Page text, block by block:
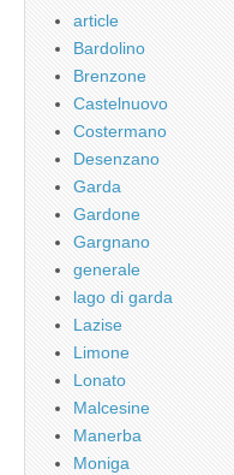
article
Bardolino
Brenzone
Castelnuovo
Costermano
Desenzano
Garda
Gardone
Gargnano
generale
lago di garda
Lazise
Limone
Lonato
Malcesine
Manerba
Moniga